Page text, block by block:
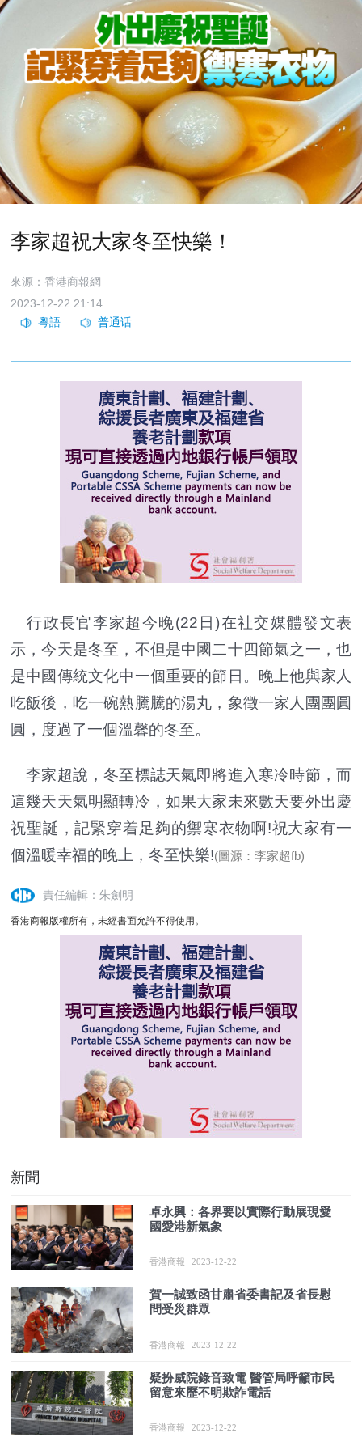
李家超祝大家冬至快樂！
來源：香港商報網
2023-12-22 21:14
行政長官李家超今晚(22日)在社交媒體發文表
示，今天是冬至，不但是中國二十四節氣之一，也
是中國傳統文化中一個重要的節日。晚上他與家人
吃飯後，吃一碗熱騰騰的湯丸，象徵一家人團團圓
圓，度過了一個溫馨的冬至。
李家超說，冬至標誌天氣即將進入寒冷時節，而
這幾天天氣明顯轉冷，如果大家未來數天要外出慶
祝聖誕，記緊穿着足夠的禦寒衣物啊!祝大家有一
個溫暖幸福的晚上，冬至快樂!(圖源：李家超fb)
責任編輯：朱劍明
香港商報版權所有，未經書面允許不得使用。
新聞
卓永興：各界要以實際行動展現愛
國愛港新氣象
香港商報 2023-12-22
賀一誠致函甘肅省委書記及省長慰
問受災群眾
香港商報 2023-12-22
疑扮威院錄音致電 醫管局呼籲市民
留意來歷不明欺詐電話
香港商報 2023-12-22